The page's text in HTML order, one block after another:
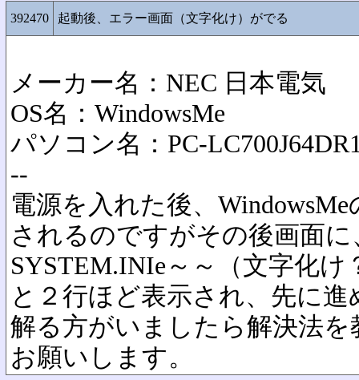
392470 起動後、エラー画面（文字化け）がでる
メーカー名：NEC 日本電気
OS名：WindowsMe
パソコン名：PC-
--
電源を入れた後、
されるのですがその後画面に
SYSTEM.INIe～～（文字化け
と２行ほど表示され、先に進
解る方がいましたら解決法
お願いします。